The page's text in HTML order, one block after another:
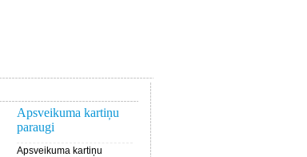
Apsveikuma kartiņu
paraugi
Apsveikuma kartiņu